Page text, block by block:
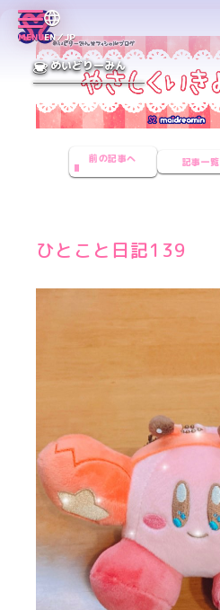
MENUEN／JP
めいどりーみん
前の記事へ 記事一覧
ひとこと日記139